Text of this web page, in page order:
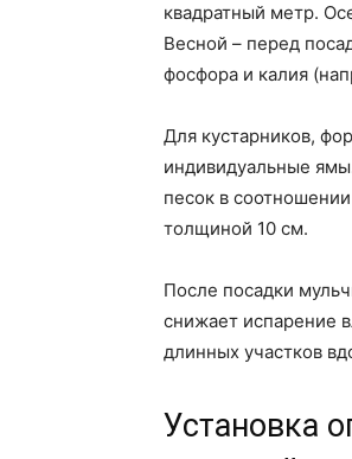
квадратный метр.
Весной – перед
фосфора и калия
Для кустарников,
индивидуальные
песок в
толщиной 10 см.
После посадки
снижает испарение
длинных участков
Установка